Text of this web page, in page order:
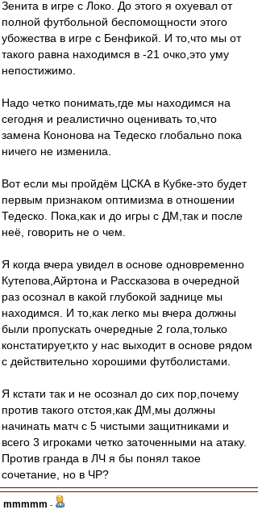
Зенита в игре с Локо. До этого я охуевал от
полной футбольной беспомощности этого
убожества в игре с Бенфикой. И то,что мы от
такого равна находимся в -21 очко,это уму
непостижимо.
Надо четко понимать,где мы находимся на
сегодня и реалистично оценивать то,что
замена Кононова на Тедеско глобально пока
ничего не изменила.
Вот если мы пройдём ЦСКА в Кубке-это будет
первым признаком оптимизма в отношении
Тедеско. Пока,как и до игры с ДМ,так и после
неё, говорить не о чем.
Я когда вчера увидел в основе одновременно
Кутепова,Айртона и Рассказова в очередной
раз осознал в какой глубокой заднице мы
находимся. И то,как легко мы вчера должны
были пропускать очередные 2 гола,только
констатирует,кто у нас выходит в основе рядом
с действительно хорошими футболистами.
Я кстати так и не осознал до сих пор,почему
против такого отстоя,как ДМ,мы должны
начинать матч с 5 чистыми защитниками и
всего 3 игроками четко заточенными на атаку.
Против гранда в ЛЧ я бы понял такое
сочетание, но в ЧР?
mmmmm -